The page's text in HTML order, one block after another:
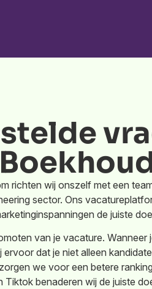
richten wij onszelf met een
sector. Ons
de juiste
van je vacature.
dat je niet alleen
we voor een betere
Tiktok benaderen wij de juiste